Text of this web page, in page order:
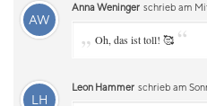
AW
Anna Weninger schrieb am
„ Oh, das ist toll! 🥰 “
LH
Leon Hammer schrieb am